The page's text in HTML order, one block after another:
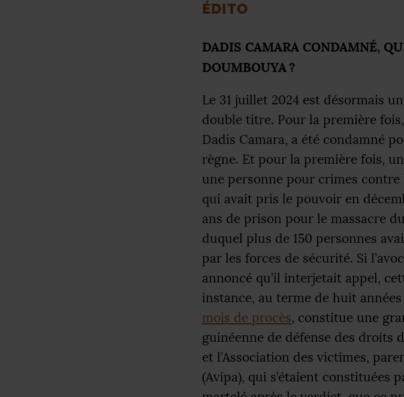
ÉDITO
DADIS CAMARA CONDAMNÉ,
DOUMBOUYA?
Le 31 juillet 2024 est désormais
double titre. Pour la première
Dadis Camara, a été condamné
règne. Et pour la première fois,
une personne pour crimes contre
qui avait pris le pouvoir en
ans de prison pour le massacre
duquel plus de 150 personnes
par les forces de sécurité. Si
annoncé qu’il interjetait appel,
instance, au terme de huit
mois de procès, constitue une
guinéenne de défense des droits
et l’Association des victimes,
(Avipa), qui s’étaient constituées